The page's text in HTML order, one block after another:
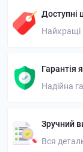
Доступні
Найкращі
Гарантія
Надійна
Зручний
Вся